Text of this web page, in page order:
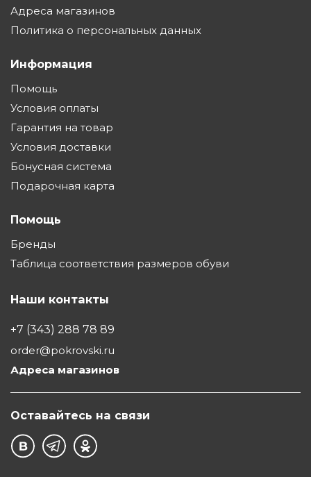
Адреса магазинов
Политика о персональных данных
Информация
Помощь
Условия оплаты
Гарантия на товар
Условия доставки
Бонусная система
Подарочная карта
Помощь
Бренды
Таблица соответствия размеров обуви
Наши контакты
+7 (343) 288 78 89
order@pokrovski.ru
Адреса магазинов
Оставайтесь на связи